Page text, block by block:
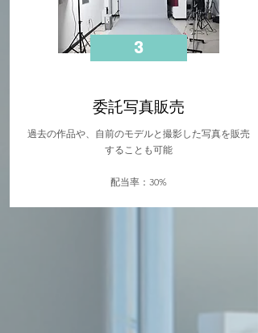
3
委託写真販売
過去の作品や、自前のモデルと撮影した写真を販売
することも可能
​配当率：30%